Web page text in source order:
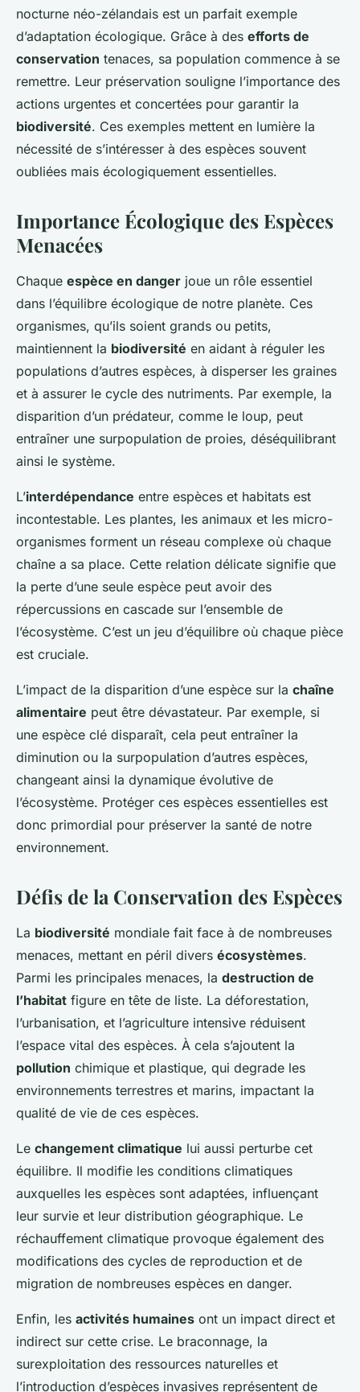
nocturne néo-zélandais est un parfait exemple
d’adaptation écologique. Grâce à des efforts de
conservation tenaces, sa population commence à se
remettre. Leur préservation souligne l’importance des
actions urgentes et concertées pour garantir la
biodiversité. Ces exemples mettent en lumière la
nécessité de s’intéresser à des espèces souvent
oubliées mais écologiquement essentielles.
Importance Écologique des Espèces
Menacées
Chaque espèce en danger joue un rôle essentiel
dans l’équilibre écologique de notre planète. Ces
organismes, qu’ils soient grands ou petits,
maintiennent la biodiversité en aidant à réguler les
populations d’autres espèces, à disperser les graines
et à assurer le cycle des nutriments. Par exemple, la
disparition d’un prédateur, comme le loup, peut
entraîner une surpopulation de proies, déséquilibrant
ainsi le système.
L’interdépendance entre espèces et habitats est
incontestable. Les plantes, les animaux et les micro-
organismes forment un réseau complexe où chaque
chaîne a sa place. Cette relation délicate signifie que
la perte d’une seule espèce peut avoir des
répercussions en cascade sur l’ensemble de
l’écosystème. C’est un jeu d’équilibre où chaque pièce
est cruciale.
L’impact de la disparition d’une espèce sur la chaîne
alimentaire peut être dévastateur. Par exemple, si
une espèce clé disparaît, cela peut entraîner la
diminution ou la surpopulation d’autres espèces,
changeant ainsi la dynamique évolutive de
l’écosystème. Protéger ces espèces essentielles est
donc primordial pour préserver la santé de notre
environnement.
Défis de la Conservation des Espèces
La biodiversité mondiale fait face à de nombreuses
menaces, mettant en péril divers écosystèmes.
Parmi les principales menaces, la destruction de
l’habitat figure en tête de liste. La déforestation,
l’urbanisation, et l’agriculture intensive réduisent
l’espace vital des espèces. À cela s’ajoutent la
pollution chimique et plastique, qui degrade les
environnements terrestres et marins, impactant la
qualité de vie de ces espèces.
Le changement climatique lui aussi perturbe cet
équilibre. Il modifie les conditions climatiques
auxquelles les espèces sont adaptées, influençant
leur survie et leur distribution géographique. Le
réchauffement climatique provoque également des
modifications des cycles de reproduction et de
migration de nombreuses espèces en danger.
Enfin, les activités humaines ont un impact direct et
indirect sur cette crise. Le braconnage, la
surexploitation des ressources naturelles et
l’introduction d’espèces invasives représentent de